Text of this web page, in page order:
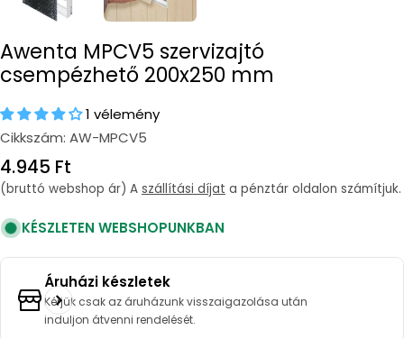
Awenta MPCV5 szervizajtó
csempézhető 200x250 mm
1 vélemény
Cikkszám: AW-MPCV5
Regular
price
4.945 Ft
(bruttó webshop ár) A szállítási díjat a pénztár oldalon számítjuk.
KÉSZLETEN WEBSHOPUNKBAN
Áruházi készletek
Kérjük csak az áruházunk visszaigazolása után
induljon átvenni rendelését.